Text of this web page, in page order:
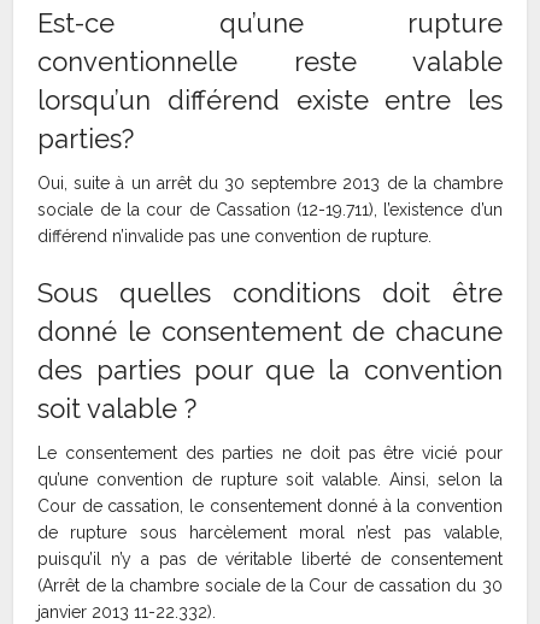
Est-ce qu’une rupture
conventionnelle reste valable
lorsqu’un différend existe entre les
parties?
Oui, suite à un arrêt du 30 septembre 2013 de la chambre
sociale de la cour de Cassation (12-19.711), l’existence d’un
différend n’invalide pas une convention de rupture.
Sous quelles conditions doit être
donné le consentement de chacune
des parties pour que la convention
soit valable ?
Le consentement des parties ne doit pas être vicié pour
qu’une convention de rupture soit valable. Ainsi, selon la
Cour de cassation, le consentement donné à la convention
de rupture sous harcèlement moral n’est pas valable,
puisqu’il n’y a pas de véritable liberté de consentement
(Arrêt de la chambre sociale de la Cour de cassation du 30
janvier 2013 11-22.332).